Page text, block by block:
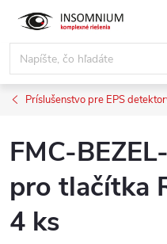
obsah
Príslušenstvo pre EPS
FMC-
pro tlačítka
4 ks
www.insomnium.sk -